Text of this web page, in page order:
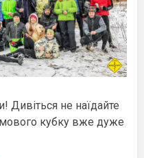
Дивіться не наїдайте
кубку вже дуже